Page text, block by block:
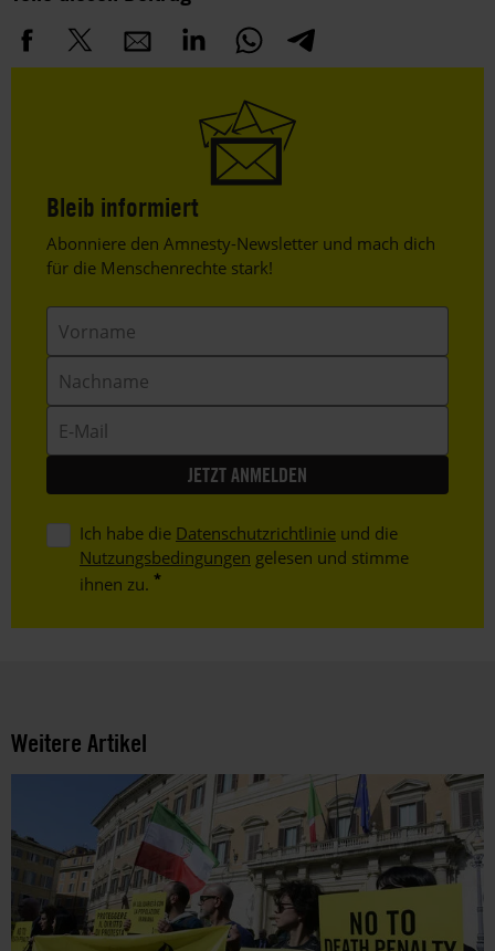
Bleib informiert
Header
Text
Abonniere den Amnesty-Newsletter und mach dich
für die Menschenrechte stark!
Mail
Ich habe die Datenschutzrichtlinie und die
Nutzungsbedingungen gelesen und stimme
ihnen zu.
Weitere Artikel